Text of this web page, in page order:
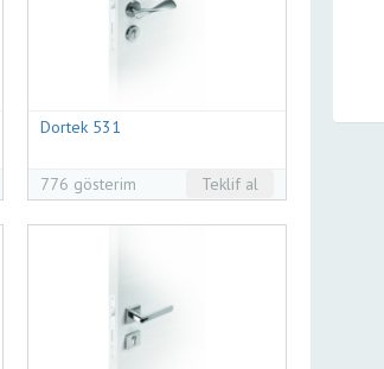
Dortek 531
776 gösterim Teklif al